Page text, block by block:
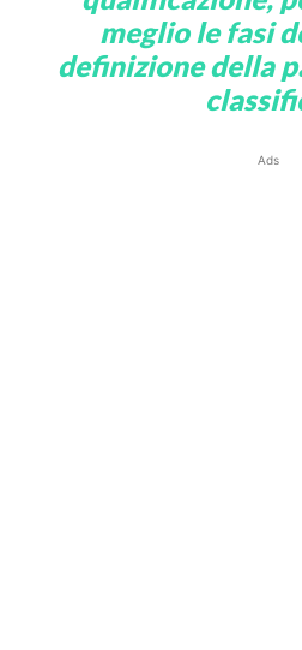
meglio le fasi
definizione della
Ads